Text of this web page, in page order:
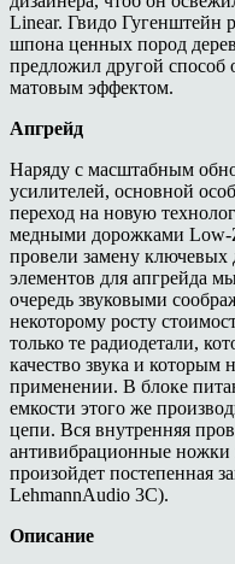
Linear. Гвидо Гугенштейн
шпона ценных пород
предложил другой способ
матовым эффектом.
Апгрейд
Наряду с масштабным
усилителей, основной
переход на новую
медными дорожками
провели замену
элементов для апгрейда
очередь звуковыми
некоторому росту
только те радиодетали,
качество звука и которым
применении. В блоке
емкости этого же
цепи. Вся внутренняя
антивибрационные ножки
произойдет постепенная
LehmannAudio 3C).
Описание